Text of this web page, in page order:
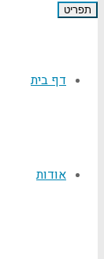
תפריט
דף בית
אודות